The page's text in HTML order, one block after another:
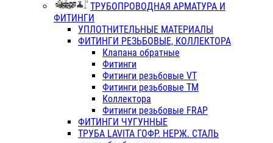
ТРУБОПРОВОДНАЯ АРМАТУРА И
ФИТИНГИ
УПЛОТНИТЕЛЬНЫЕ МАТЕРИАЛЫ
ФИТИНГИ РЕЗЬБОВЫЕ, КОЛЛЕКТОРА
Клапана обратные
Фитинги
Фитинги резьбовые VT
Фитинги резьбовые ТМ
Коллектора
Фитинги резьбовые FRAP
ФИТИНГИ ЧУГУННЫЕ
ТРУБА LAVITA ГОФР. НЕРЖ. СТАЛЬ